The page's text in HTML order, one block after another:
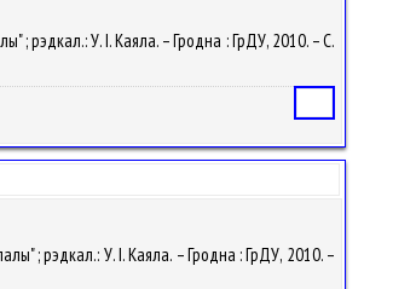
; рэдкал.: У. I. Каяла. – Гродна : ГрДУ, 2010. – С.
; рэдкал.: У. I. Каяла. – Гродна : ГрДУ, 2010. –